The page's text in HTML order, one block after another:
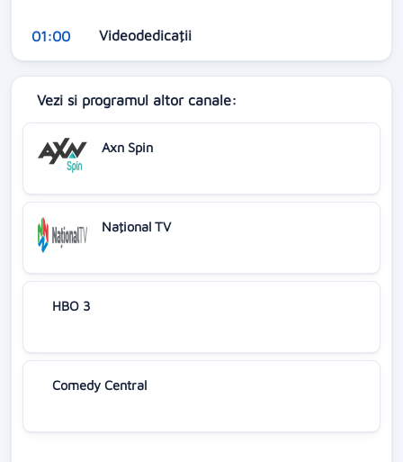
01:00 Videodedicaţii
Vezi si programul altor canale:
Axn Spin
Naţional TV
HBO 3
Comedy Central